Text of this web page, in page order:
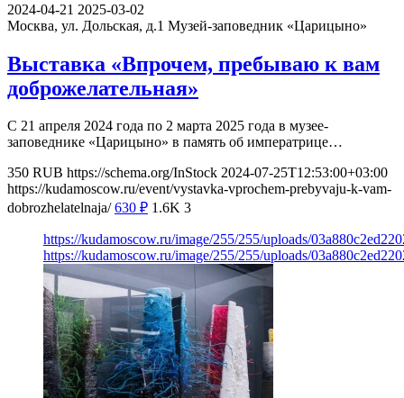
2024-04-21 2025-03-02
Москва, ул. Дольская, д.1 Музей-заповедник «Царицыно»
Выставка «Впрочем, пребываю к вам
доброжелательная»
С 21 апреля 2024 года по 2 марта 2025 года в музее-
заповеднике «Царицыно» в память об императрице…
350 RUB https://schema.org/InStock 2024-07-25T12:53:00+03:00
https://kudamoscow.ru/event/vystavka-vprochem-prebyvaju-k-vam-
dobrozhelatelnaja/ 630 ₽ 1.6K 3
https://kudamoscow.ru/image/255/255/uploads/
https://kudamoscow.ru/image/255/255/uploads/